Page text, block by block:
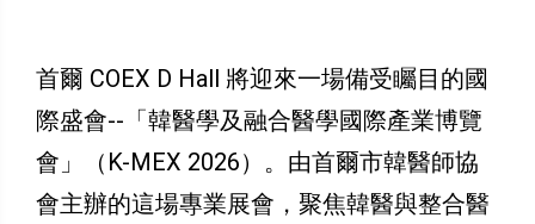
首爾 COEX D Hall 將迎來一場備受矚目的國
際盛會--「韓醫學及融合醫學國際產業博覽
會」（K-MEX 2026）。由首爾市韓醫師協
會主辦的這場專業展會，聚焦韓醫與整合醫